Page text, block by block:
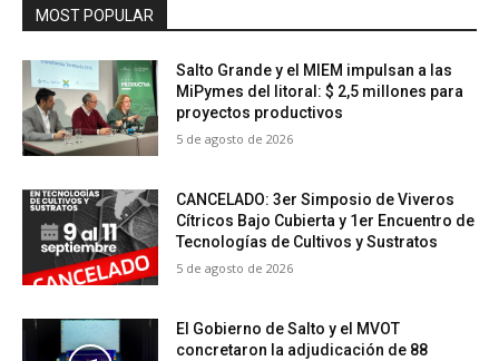
MOST POPULAR
Salto Grande y el MIEM impulsan a las
MiPymes del litoral: $ 2,5 millones para
proyectos productivos
5 de agosto de 2026
CANCELADO: 3er Simposio de Viveros
Cítricos Bajo Cubierta y 1er Encuentro de
Tecnologías de Cultivos y Sustratos
5 de agosto de 2026
El Gobierno de Salto y el MVOT
concretaron la adjudicación de 88